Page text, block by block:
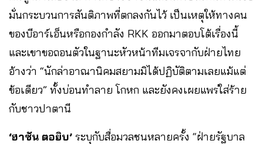
มั่นกระบวนการสันติภาพที่ตกลงกันไว้ เป็นเหตุให้ทางคน
ของบีอาร์เอ็นหรือกองกำลัง RKK ออกมาตอบโต้เรื่องนี้
และเขาขอถอนตัวในฐานะหัวหน้าทีมเจรจากับฝ่ายไทย
อ้างว่า “นักล่าอาณานิคมสยามมิได้ปฏิบัติตามเลยแม้แต่
ข้อเดียว” ทั้งบ่อนทำลาย โกหก และยังคงเผยแพร่ใส่ร้าย
กับชาวปาตานี
‘ฮาซัน ตอยิบ’ ระบุกับสื่อมวลชนหลายครั้ง “ฝ่ายรัฐบาล